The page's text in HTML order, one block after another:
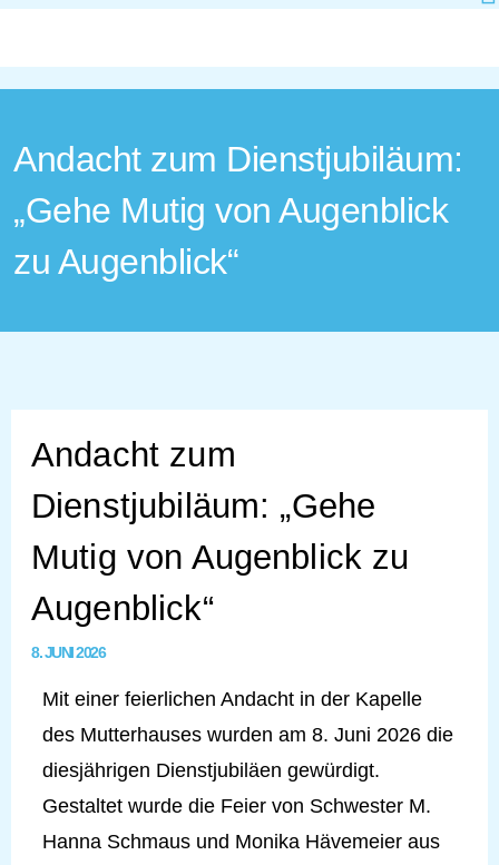
Andacht zum Dienstjubiläum:
„Gehe Mutig von Augenblick
zu Augenblick“
Andacht zum
Dienstjubiläum: „Gehe
Mutig von Augenblick zu
Augenblick“
8. JUNI 2026
Mit einer feierlichen Andacht in der Kapelle
des Mutterhauses wurden am 8. Juni 2026 die
diesjährigen Dienstjubiläen gewürdigt.
Gestaltet wurde die Feier von Schwester M.
Hanna Schmaus und Monika Hävemeier aus